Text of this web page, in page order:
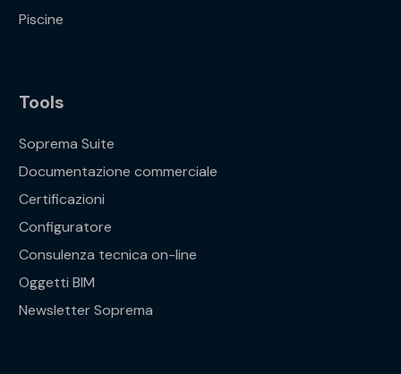
Piscine
Tools
Soprema Suite
Documentazione commerciale
Certificazioni
Configuratore
Consulenza tecnica on-line
Oggetti BIM
Newsletter Soprema